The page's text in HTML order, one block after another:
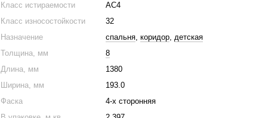
Класс истираемости
АС4
Класс износостойкости
32
Назначение
спальня, коридор, детская
Толщина, мм
8
Длина, мм
1380
Ширина, мм
193.0
Фаска
4-х сторонняя